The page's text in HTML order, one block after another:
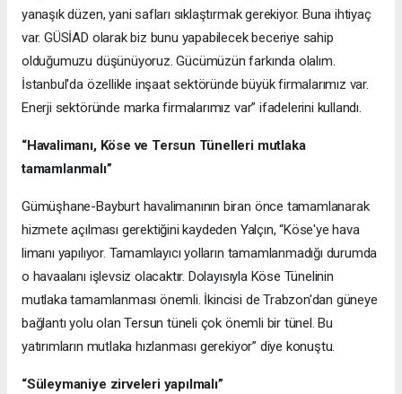
yanaşık düzen, yani safları sıklaştırmak gerekiyor. Buna ihtiyaç
var. GÜSİAD olarak biz bunu yapabilecek beceriye sahip
olduğumuzu düşünüyoruz. Gücümüzün farkında olalım.
İstanbul'da özellikle inşaat sektöründe büyük firmalarımız var.
Enerji sektöründe marka firmalarımız var” ifadelerini kullandı.
“Havalimanı, Köse ve Tersun Tünelleri mutlaka
tamamlanmalı”
Gümüşhane-Bayburt havalimanının biran önce tamamlanarak
hizmete açılması gerektiğini kaydeden Yalçın, “Köse'ye hava
limanı yapılıyor. Tamamlayıcı yolların tamamlanmadığı durumda
o havaalanı işlevsiz olacaktır. Dolayısıyla Köse Tünelinin
mutlaka tamamlanması önemli. İkincisi de Trabzon'dan güneye
bağlantı yolu olan Tersun tüneli çok önemli bir tünel. Bu
yatırımların mutlaka hızlanması gerekiyor” diye konuştu.
“Süleymaniye zirveleri yapılmalı”